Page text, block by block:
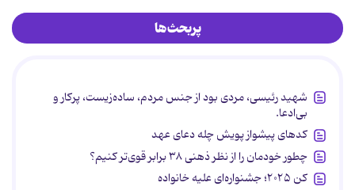
پربحث‌ها
شهید رئیسی، مردی بود از جنس مردم، ساده‌زیست، پرکار و
بی‌ادعا.
کدهای پیشواز پویش چله دعای عهد
چطور خودمان را از نظر ذهنی ۳۸ برابر قوی‌تر کنیم؟
کن ۲۰۲۵؛ جشنواره‌ای علیه خانواده